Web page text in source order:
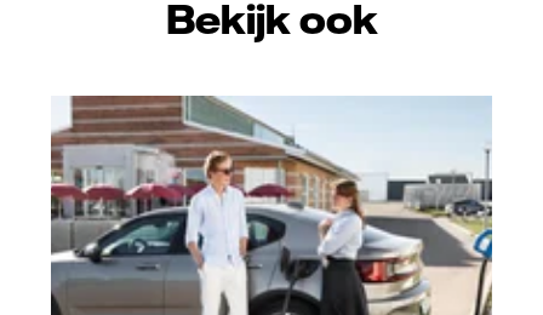
Bekijk ook
Vattenfall/Jeanette Hägglund